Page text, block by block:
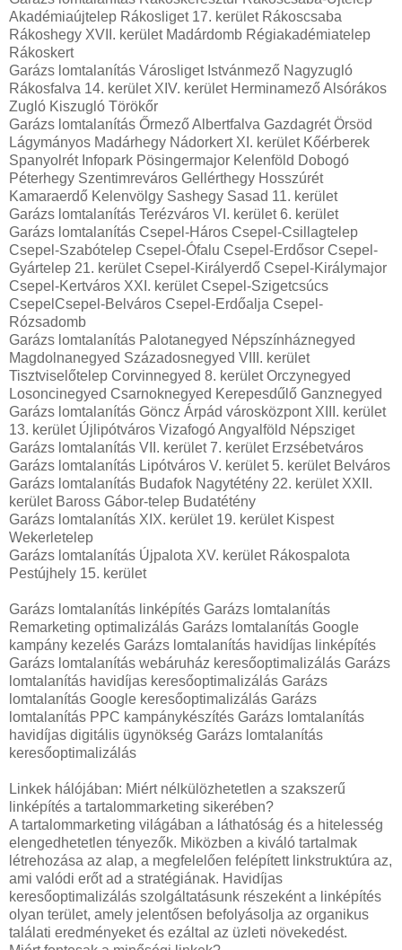
Akadémiaújtelep Rákosliget 17. kerület Rákoscsaba
Rákoshegy XVII. kerület Madárdomb Régiakadémiatelep
Rákoskert
Garázs lomtalanítás Városliget Istvánmező Nagyzugló
Rákosfalva 14. kerület XIV. kerület Herminamező Alsórákos
Zugló Kiszugló Törökőr
Garázs lomtalanítás Őrmező Albertfalva Gazdagrét Örsöd
Lágymányos Madárhegy Nádorkert XI. kerület Kőérberek
Spanyolrét Infopark Pösingermajor Kelenföld Dobogó
Péterhegy Szentimreváros Gellérthegy Hosszúrét
Kamaraerdő Kelenvölgy Sashegy Sasad 11. kerület
Garázs lomtalanítás Terézváros VI. kerület 6. kerület
Garázs lomtalanítás Csepel-Háros Csepel-Csillagtelep
Csepel-Szabótelep Csepel-Ófalu Csepel-Erdősor Csepel-
Gyártelep 21. kerület Csepel-Királyerdő Csepel-Királymajor
Csepel-Kertváros XXI. kerület Csepel-Szigetcsúcs
CsepelCsepel-Belváros Csepel-Erdőalja Csepel-
Rózsadomb
Garázs lomtalanítás Palotanegyed Népszínháznegyed
Magdolnanegyed Századosnegyed VIII. kerület
Tisztviselőtelep Corvinnegyed 8. kerület Orczynegyed
Losoncinegyed Csarnoknegyed Kerepesdűlő Ganznegyed
Garázs lomtalanítás Göncz Árpád városközpont XIII. kerület
13. kerület Újlipótváros Vizafogó Angyalföld Népsziget
Garázs lomtalanítás VII. kerület 7. kerület Erzsébetváros
Garázs lomtalanítás Lipótváros V. kerület 5. kerület Belváros
Garázs lomtalanítás Budafok Nagytétény 22. kerület XXII.
kerület Baross Gábor-telep Budatétény
Garázs lomtalanítás XIX. kerület 19. kerület Kispest
Wekerletelep
Garázs lomtalanítás Újpalota XV. kerület Rákospalota
Pestújhely 15. kerület
Garázs lomtalanítás linképítés Garázs lomtalanítás
Remarketing optimalizálás Garázs lomtalanítás Google
kampány kezelés Garázs lomtalanítás havidíjas linképítés
Garázs lomtalanítás webáruház keresőoptimalizálás Garázs
lomtalanítás havidíjas keresőoptimalizálás Garázs
lomtalanítás Google keresőoptimalizálás Garázs
lomtalanítás PPC kampánykészítés Garázs lomtalanítás
havidíjas digitális ügynökség Garázs lomtalanítás
keresőoptimalizálás
Linkek hálójában: Miért nélkülözhetetlen a szakszerű
linképítés a tartalommarketing sikerében?
A tartalommarketing világában a láthatóság és a hitelesség
elengedhetetlen tényezők. Miközben a kiváló tartalmak
létrehozása az alap, a megfelelően felépített linkstruktúra az,
ami valódi erőt ad a stratégiának. Havidíjas
keresőoptimalizálás szolgáltatásunk részeként a linképítés
olyan terület, amely jelentősen befolyásolja az organikus
találati eredményeket és ezáltal az üzleti növekedést.